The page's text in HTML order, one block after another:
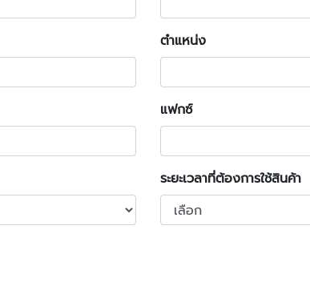
ตำแหน่ง
แฟกซ์
ระยะเวลาที่ต้องการใช้สินค้า